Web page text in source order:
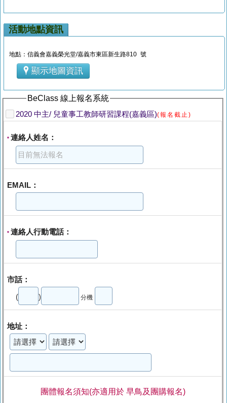
活動地點資訊
地點：信義會嘉義榮光堂/嘉義市東區新生路810 號
顯示地圖資訊
BeClass 線上報名系統
2020 中主/ 兒童事工教師研習課程(嘉義區)(報名截止)
* 連絡人姓名：
EMAIL：
* 連絡人行動電話：
市話：
( ) 分機
地址：
團體報名須知(亦適用於 早鳥及團購報名)